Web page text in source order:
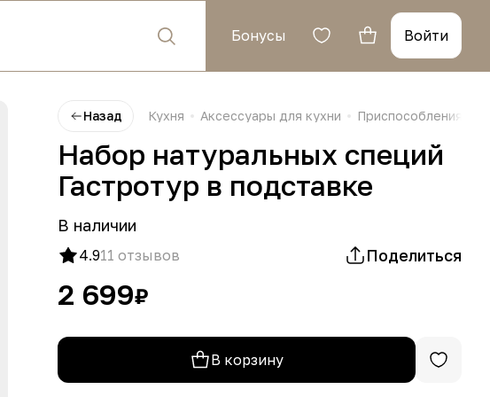
Бонусы Войти
Назад Кухня Аксессуары для кухни Приспособления
Набор натуральных специй
Гастротур в подставке
В наличии
4.911 отзывов Поделиться
2 699₽
В корзину